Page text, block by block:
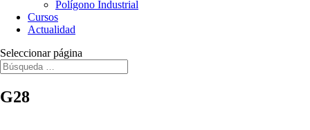
Polígono Industrial
Cursos
Actualidad
Seleccionar página
G28